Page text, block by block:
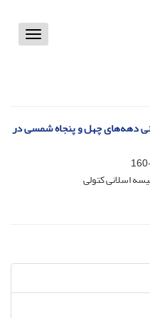
Toggle
دهه‌های چهل و پنجاه شمسی در
اسلانی کتولی